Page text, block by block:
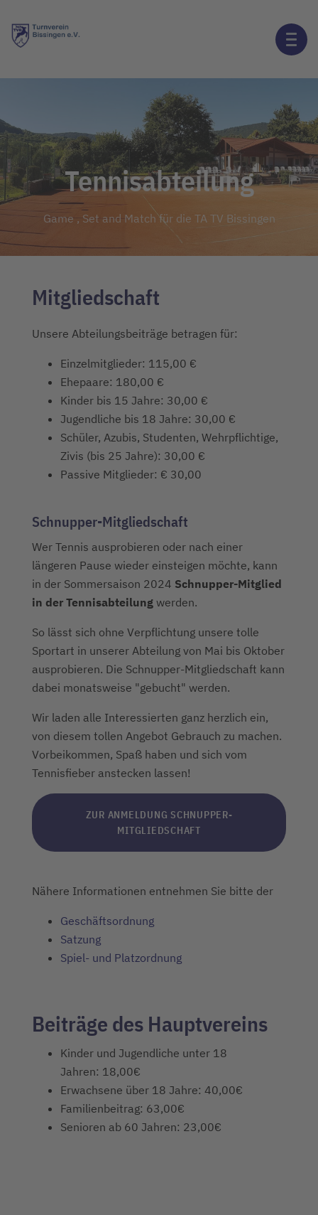
Tennisabteilung
Game , Set and Match für die TA TV Bissingen
Mitgliedschaft
Unsere Abteilungsbeiträge betragen für:
Einzelmitglieder: 115,00 €
Ehepaare: 180,00 €
Kinder bis 15 Jahre: 30,00 €
Jugendliche bis 18 Jahre: 30,00 €
Schüler, Azubis, Studenten, Wehrpflichtige,
Zivis (bis 25 Jahre): 30,00 €
Passive Mitglieder: € 30,00
Schnupper-Mitgliedschaft
Wer Tennis ausprobieren oder nach einer
längeren Pause wieder einsteigen möchte, kann
in der Sommersaison 2024 Schnupper-Mitglied
in der Tennisabteilung werden.
So lässt sich ohne Verpflichtung unsere tolle
Sportart in unserer Abteilung von Mai bis Oktober
ausprobieren. Die Schnupper-Mitgliedschaft kann
dabei monatsweise "gebucht" werden.
Wir laden alle Interessierten ganz herzlich ein,
von diesem tollen Angebot Gebrauch zu machen.
Vorbeikommen, Spaß haben und sich vom
Tennisfieber anstecken lassen!
ZUR ANMELDUNG SCHNUPPER-
MITGLIEDSCHAFT
Nähere Informationen entnehmen Sie bitte der
Geschäftsordnung
Satzung
Spiel- und Platzordnung
Beiträge des Hauptvereins
Kinder und Jugendliche unter 18
Jahren: 18,00€
Erwachsene über 18 Jahre: 40,00€
Familienbeitrag: 63,00€
Senioren ab 60 Jahren: 23,00€